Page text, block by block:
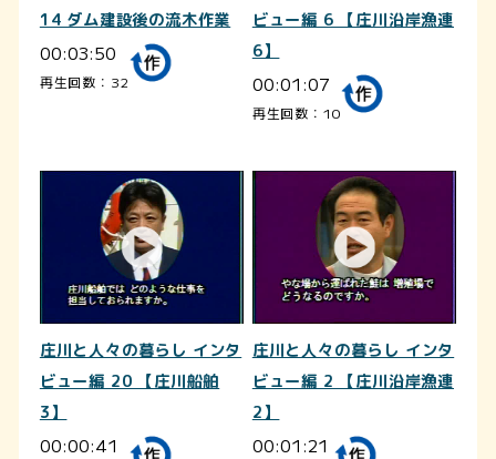
14 ダム建設後の流木作業
00:03:50
再生回数：32
ビュー編 6 【庄川沿岸漁連
6】
00:01:07
再生回数：10
庄川と人々の暮らし インタ
ビュー編 20 【庄川船舶
3】
00:00:41
庄川と人々の暮らし インタ
ビュー編 2 【庄川沿岸漁連
2】
00:01:21